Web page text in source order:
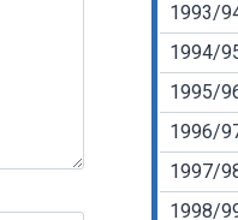
1993/
1994/
1995/
1996/
1997/
1998/